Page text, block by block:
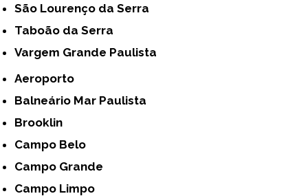
São Lourenço da Serra
Taboão da Serra
Vargem Grande Paulista
Aeroporto
Balneário Mar Paulista
Brooklin
Campo Belo
Campo Grande
Campo Limpo